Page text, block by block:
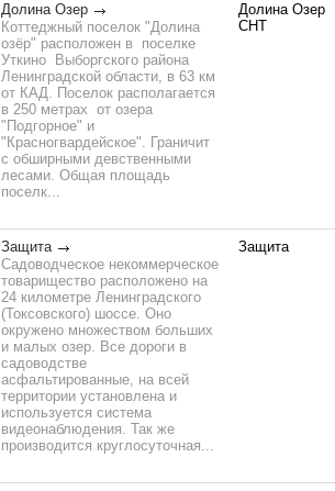
Долина Озер
Коттеджный поселок "Долина
озёр" расположен в поселке
Уткино Выборгского района
Ленинградской области, в 63 км
от КАД. Поселок располагается
в 250 метрах от озера
"Подгорное" и
"Красногвардейское". Граничит
с обширными девственными
лесами. Общая площадь
поселк...
Долина Озер
СНТ
Защита
Садоводческое некоммерческое
товарищество расположено на
24 километре Ленинградского
(Токсовского) шоссе. Оно
окружено множеством больших
и малых озер. Все дороги в
садоводстве
асфальтированные, на всей
территории установлена и
используется система
видеонаблюдения. Так же
производится круглосуточная...
Защита